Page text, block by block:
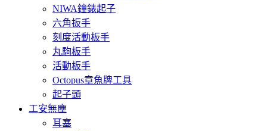
NIWA鐘錶起子
六角扳手
刻度活動板手
丸駒板手
活動板手
Octopus章魚牌工具
起子頭
工安無塵
耳塞